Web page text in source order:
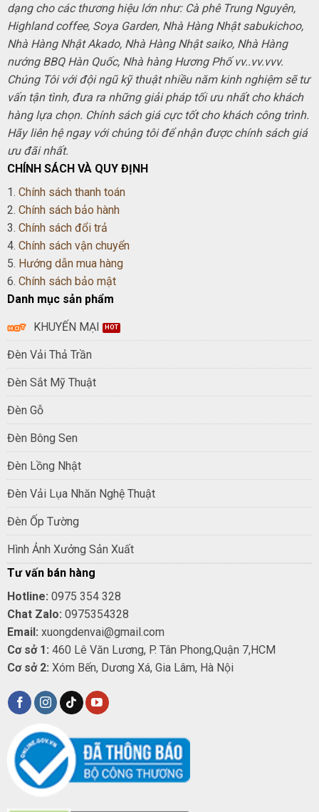
dạng cho các thương hiệu lớn như: Cà phê Trung Nguyên,
Highland coffee, Soya Garden, Nhà Hàng Nhật sabukichoo,
Nhà Hàng Nhật Akado, Nhà Hàng Nhật saiko, Nhà Hàng
nướng BBQ Hàn Quốc, Nhà hàng Hương Phố vv..vv.vvv.
Chúng Tôi với đội ngũ kỹ thuật nhiều năm kinh nghiệm sẽ tư
vấn tận tình, đưa ra những giải pháp tối ưu nhất cho khách
hàng lựa chọn. Chính sách giá cực tốt cho khách công trình.
Hãy liên hệ ngay với chúng tôi để nhận được chính sách giá
ưu đãi nhất.
CHÍNH SÁCH VÀ QUY ĐỊNH
1. Chính sách thanh toán
2. Chính sách bảo hành
3. Chính sách đổi trả
4. Chính sách vận chuyển
5. Hướng dẫn mua hàng
6. Chính sách bảo mật
Danh mục sản phẩm
KHUYẾN MẠI
Đèn Vải Thả Trần
Đèn Sắt Mỹ Thuật
Đèn Gỗ
Đèn Bông Sen
Đèn Lồng Nhật
Đèn Vải Lụa Nhăn Nghệ Thuật
Đèn Ốp Tường
Hình Ảnh Xưởng Sản Xuất
Tư vấn bán hàng
Hotline: 0975 354 328
Chat Zalo: 0975354328
Email: xuongdenvai@gmail.com
Cơ sở 1: 460 Lê Văn Lương, P. Tân Phong,Quận 7,HCM
Cơ sở 2: Xóm Bến, Dương Xá, Gia Lâm, Hà Nội